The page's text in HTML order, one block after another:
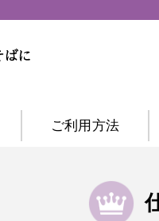
ご利用方法